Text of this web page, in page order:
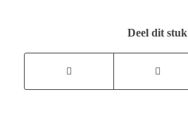
Deel dit stuk